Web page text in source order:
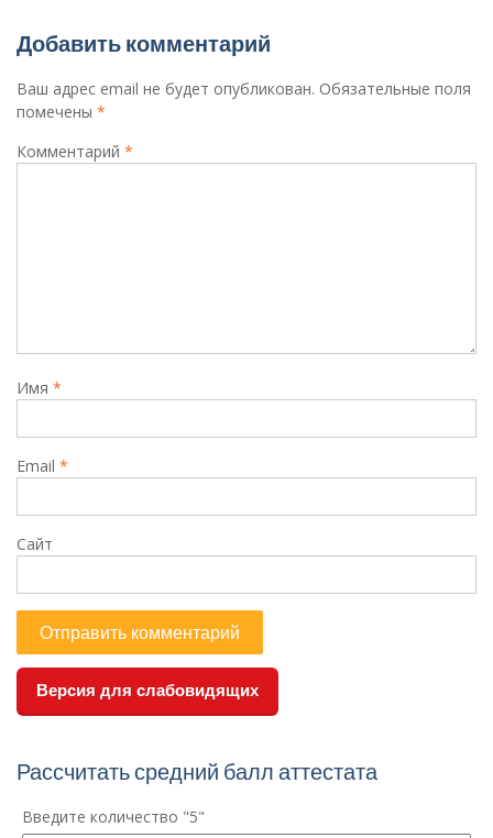
Добавить комментарий
Ваш адрес email не будет опубликован. Обязательные поля
помечены *
Комментарий *
Имя *
Email *
Сайт
Версия для слабовидящих
Рассчитать средний балл аттестата
Введите количество "5"